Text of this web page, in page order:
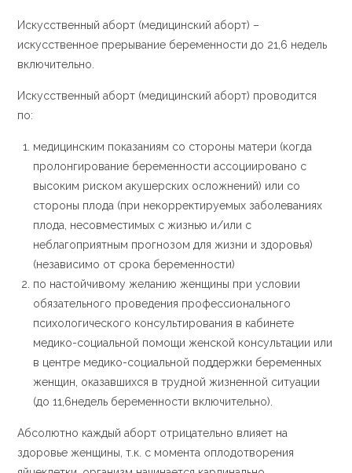
Искусственный аборт (медицинский аборт) –
искусственное прерывание беременности до 21,6 недель
включительно.
Искусственный аборт (медицинский аборт) проводится
по:
медицинским показаниям со стороны матери (когда
пролонгирование беременности ассоциировано с
высоким риском акушерских осложнений) или со
стороны плода (при некорректируемых заболеваниях
плода, несовместимых с жизнью и/или с
неблагоприятным прогнозом для жизни и здоровья)
(независимо от срока беременности)
по настойчивому желанию женщины при условии
обязательного проведения профессионального
психологического консультирования в кабинете
медико-социальной помощи женской консультации или
в центре медико-социальной поддержки беременных
женщин, оказавшихся в трудной жизненной ситуации
(до 11,6недель беременности включительно).
Абсолютно каждый аборт отрицательно влияет на
здоровье женщины, т.к. с момента оплодотворения